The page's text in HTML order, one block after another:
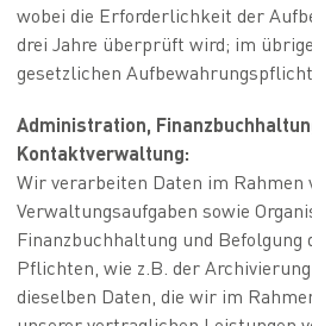
wobei die Erforderlichkeit der
drei Jahre überprüft wird; im
gesetzlichen
Administration,
Kontaktverwaltung:
Wir verarbeiten Daten im Rahmen
Verwaltungsaufgaben sowie
Finanzbuchhaltung und Befolgung
Pflichten, wie z.B. der
dieselben Daten, die wir im